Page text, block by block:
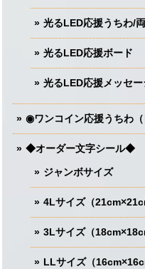
光るLED応援うちわ/
光るLED応援ボード
光るLED応援メッセ
◉ワンコイン応援うちわ
◆オーダー文字シール◆
ジャンボサイズ
4Lサイズ（
3Lサイズ（
LLサイズ（